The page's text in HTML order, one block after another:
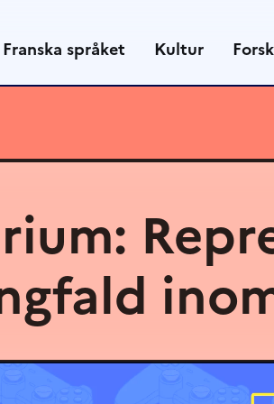
Franska språket Kultur